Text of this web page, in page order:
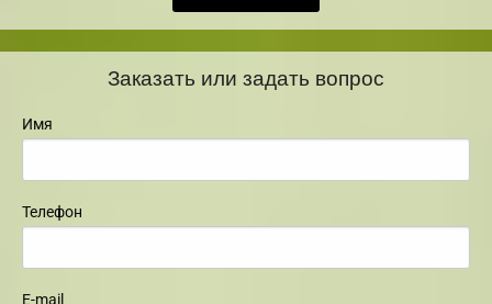
Заказать или задать вопрос
Имя
Телефон
E-mail